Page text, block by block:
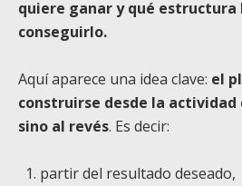
quiere ganar y qué
conseguirlo.
Aquí aparece una idea clave: el
construirse desde la
sino al revés. Es decir:
partir del resultado deseado,